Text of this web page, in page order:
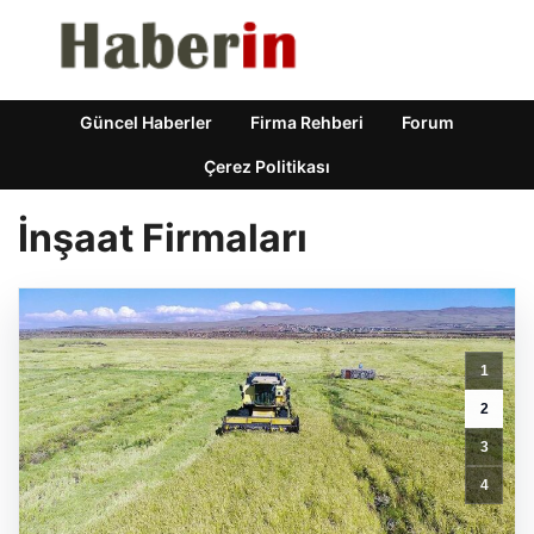
Güncel Haberler Firma Rehberi Forum
Çerez Politikası
İnşaat Firmaları
1
2
3
4